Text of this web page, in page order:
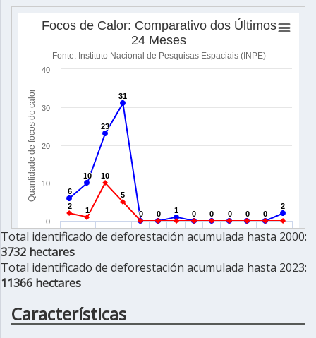
Total identificado de deforestación acumulada hasta 2000:
3732 hectares
Total identificado de deforestación acumulada hasta 2023:
11366 hectares
Características